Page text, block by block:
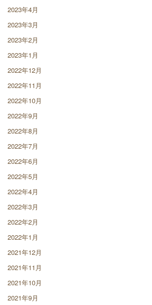
2023年4月
2023年3月
2023年2月
2023年1月
2022年12月
2022年11月
2022年10月
2022年9月
2022年8月
2022年7月
2022年6月
2022年5月
2022年4月
2022年3月
2022年2月
2022年1月
2021年12月
2021年11月
2021年10月
2021年9月